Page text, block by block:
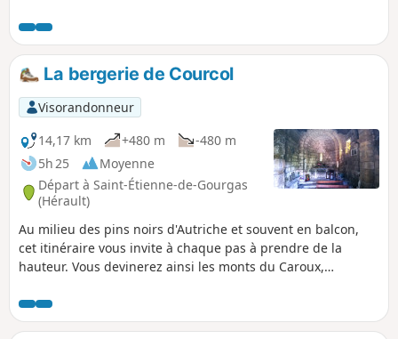
voir la Méditerranée, et même les
Pyrénées, par beau temps.Le circuit
emprunte parfois des chemins non
balisés. Un nombre important de
croisements de petits sentiers justifie
l'utilisation d'un GPS.
La bergerie de Courcol
Visorandonneur
14,17 km
+480 m
-480 m
5h 25
Moyenne
Départ à Saint-Étienne-de-Gourgas
(Hérault)
Au milieu des pins noirs d'Autriche et souvent en balcon,
cet itinéraire vous invite à chaque pas à prendre de la
hauteur. Vous devinerez ainsi les monts du Caroux,
parcours se fait sur des pistes forestières.